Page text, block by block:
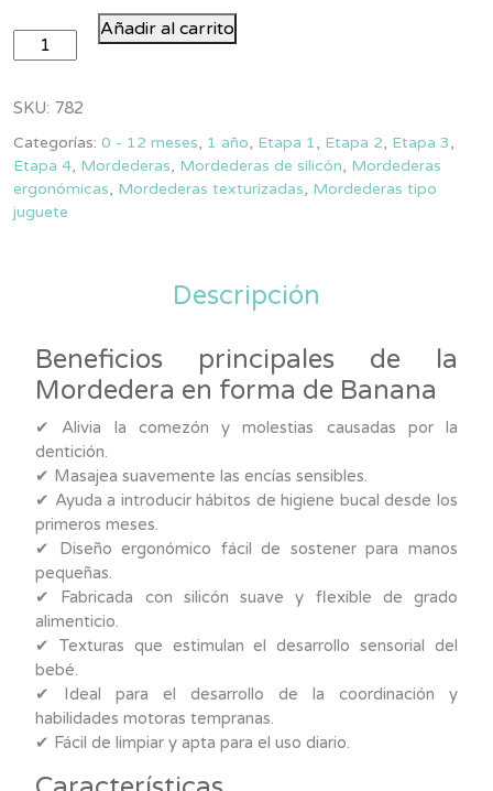
Mordedera
de
|
Nana
Nubs
Añadir al carrito
SKU: 782
Categorías: 0 - 12 meses, 1 año, Etapa 1, Etapa 2, Etapa 3,
Etapa 4, Mordederas, Mordederas de silicón, Mordederas
ergonómicas, Mordederas texturizadas, Mordederas tipo
juguete
Descripción
Beneficios principales de la
Mordedera en forma de Banana
✔ Alivia la comezón y molestias causadas por la
dentición.
✔ Masajea suavemente las encías sensibles.
✔ Ayuda a introducir hábitos de higiene bucal desde los
primeros meses.
✔ Diseño ergonómico fácil de sostener para manos
pequeñas.
✔ Fabricada con silicón suave y flexible de grado
alimenticio.
✔ Texturas que estimulan el desarrollo sensorial del
bebé.
✔ Ideal para el desarrollo de la coordinación y
habilidades motoras tempranas.
✔ Fácil de limpiar y apta para el uso diario.